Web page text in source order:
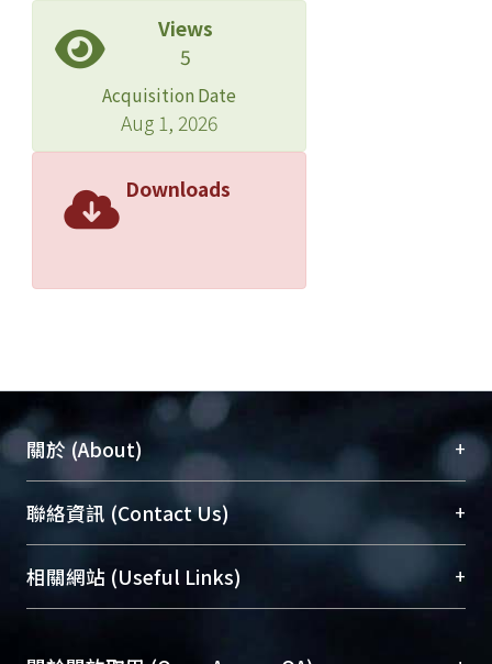
Views
5
Acquisition Date
Aug 1, 2026
Downloads
關於 (About) +
臺大位居世界頂尖大學之列，為永久珍藏及向國際
展現本校豐碩的研究成果及學術能量，圖書館整合
機構典藏（NTUR）與學術庫（AH）不同功能平
台，成為臺大學術典藏NTU scholars。期能整合研
成果。
聯絡資訊 (Contact Us) +
總館學科館員(Main Library)
醫學圖書館學科館員(Medical Library)
相關網站 (Useful Links) +